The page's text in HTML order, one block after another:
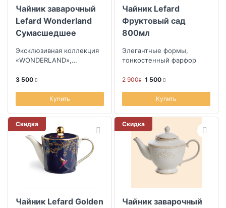
Чайник заварочный
Lefard Wonderland
Сумасшедшее
Эксклюзивная коллекция
«WONDERLAND»,
литературных
3 500
Купить
Чайник Lefard
Фруктовый сад
800мл
Элегантные формы,
тонкостенный фарфор
2 900 1 500
Купить
Скидка
Чайник Lefard Golden
Скидка
Чайник заварочный